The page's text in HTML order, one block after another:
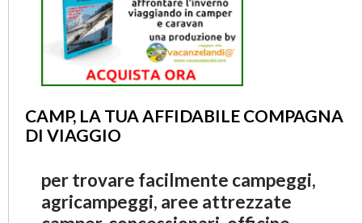
CAMP, LA TUA AFFIDABILE COMPAGNA
DI VIAGGIO
per trovare facilmente campeggi,
agricampeggi, aree attrezzate